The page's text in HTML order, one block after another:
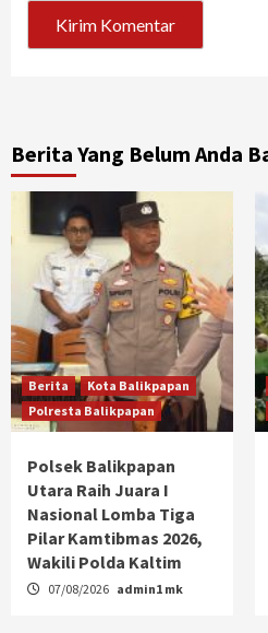
Berita Yang Belum Anda
Berita
Kota Balikpapan
Polresta Balikpapan
Polsek Balikpapan
Utara Raih Juara I
Nasional Lomba Tiga
Pilar Kamtibmas 2026,
Wakili Polda Kaltim
07/08/2026 admin1 mk